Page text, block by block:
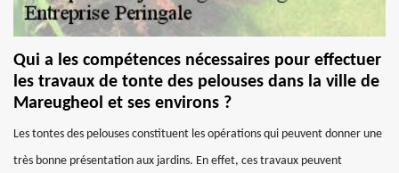
Qui a les compétences nécessaires pour effectuer
les travaux de tonte des pelouses dans la ville de
Mareugheol et ses environs ?
Les tontes des pelouses constituent les opérations qui peuvent donner une
très bonne présentation aux jardins. En effet, ces travaux peuvent